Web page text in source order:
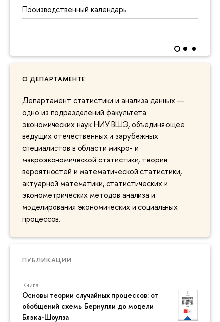
Производственный календарь
О ДЕПАРТАМЕНТЕ
Департамент статистики и анализа данных —
одно из подразделений факультета
экономических наук НИУ ВШЭ, объединяющее
ведущих отечественных и зарубежных
специалистов в области микро- и
макроэкономической статистики, теории
вероятностей и математической статистики,
актуарной математики, статистических и
эконометрических методов анализа и
моделирования экономических и социальных
процессов.
ПУБЛИКАЦИИ
Книга
Основы теории случайных процессов: от
обобщений схемы Бернулли до модели
Блэка-Шоулза